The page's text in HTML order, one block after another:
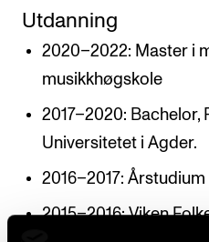
Nyheter og historier
INFO
Om Norges musikkhøgskole
Utdanning
2020–2022: Master i
musikkhøgskole
2017–2020:
Universitetet i Agder.
2016–2017:
2015–2016: Viken